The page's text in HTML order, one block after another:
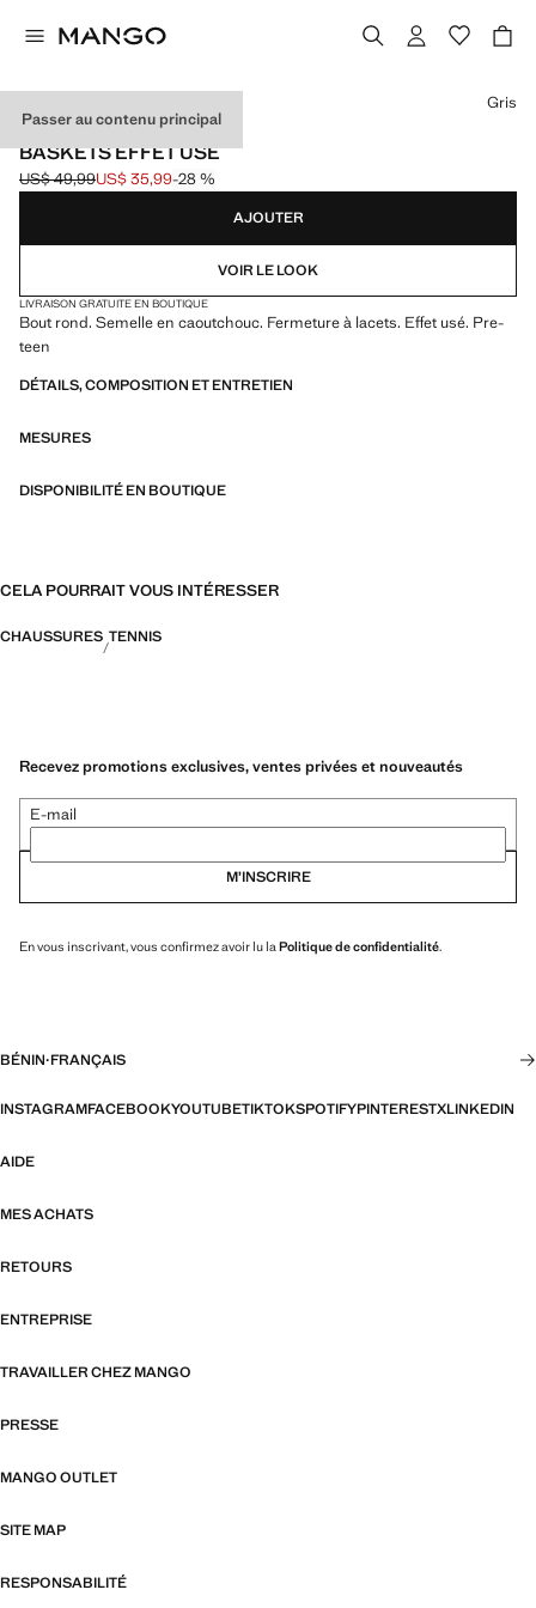
Passer au contenu principal
EXCLUSIVITÉ INTERNET
BASKETS EFFET USÉ
Prix initial barré [US$ 49,99 ]
US$ 49,99
Prix actuel [US$ 35,99 ]
US$ 35,99-28 %
Choisissez une couleur
Gris
AJOUTER
VOIR LE LOOK
LIVRAISON GRATUITE EN BOUTIQUE
Bout rond. Semelle en caoutchouc. Fermeture à lacets. Effet usé. Pre-
teen
DÉTAILS, COMPOSITION ET ENTRETIEN
MESURES
DISPONIBILITÉ EN BOUTIQUE
CELA POURRAIT VOUS INTÉRESSER
CHAUSSURES TENNIS
Recevez promotions exclusives, ventes privées et nouveautés
E-mail
M’INSCRIRE
En vous inscrivant, vous confirmez avoir lu la Politique de confidentialité.
BÉNIN·FRANÇAIS
INSTAGRAMFACEBOOKYOUTUBETIKTOKSPOTIFYPINTERESTXLINKEDIN
AIDE
MES ACHATS
RETOURS
ENTREPRISE
TRAVAILLER CHEZ MANGO
PRESSE
MANGO OUTLET
SITE MAP
RESPONSABILITÉ